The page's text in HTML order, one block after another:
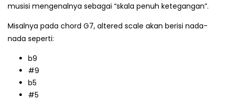
musisi mengenalnya sebagai “skala penuh ketegangan”.
Misalnya pada chord G7, altered scale akan berisi nada-
nada seperti:
b9
#9
b5
#5